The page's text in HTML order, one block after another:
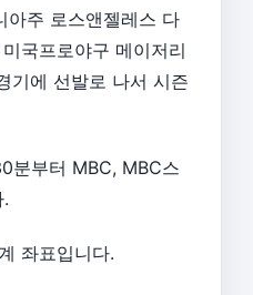
아주 로스앤젤레스 다
국프로야구 메이저리
기에 선발로 나서 시즌
분부터 MBC, MBC스
좌표입니다.